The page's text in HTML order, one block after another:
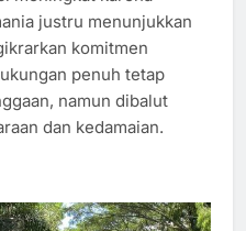
justru menunjukkan
komitmen
penuh tetap
namun dibalut
dan kedamaian.